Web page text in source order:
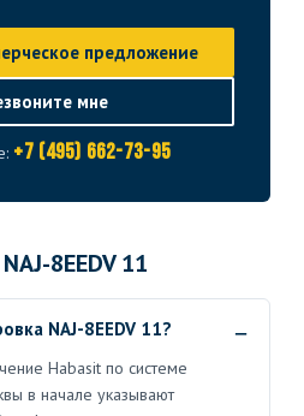
предложение
мне
+7 (495) 662-73-95
8EEDV 11
NAJ-8EEDV 11?
Habasit по системе
в начале указывают